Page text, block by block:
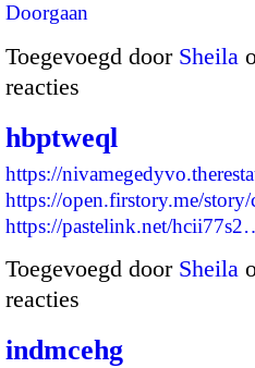
Doorgaan
Toegevoegd door Sheila
reacties
hbptweql
https://
https://open.firstory.me/
https://pastelink.net/
Toegevoegd door Sheila
reacties
indmcehg